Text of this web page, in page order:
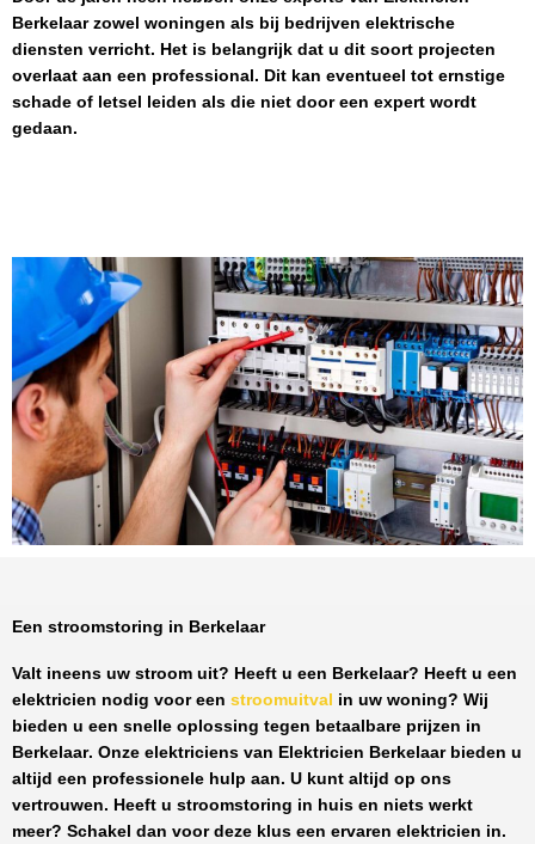
Berkelaarzowel woningen als bij bedrijven elektrische
diensten verricht. Het is belangrijk dat u dit soort projecten
overlaat aan een professional. Dit kan eventueel tot ernstige
schade of letsel leiden als die niet door een expert wordt
gedaan.
Een stroomstoring in Berkelaar
Valt ineens uw stroom uit? Heeft u een Berkelaar? Heeft u een
elektricien nodig voor een stroomuitval in uw woning? Wij
bieden u een snelle oplossing tegen betaalbare prijzen in
Berkelaar. Onze elektriciens van Elektricien Berkelaarbieden u
altijd een professionele hulp aan. U kunt altijd op ons
vertrouwen. Heeft u stroomstoring in huis en niets werkt
meer? Schakel dan voor deze klus een ervaren elektricien in.